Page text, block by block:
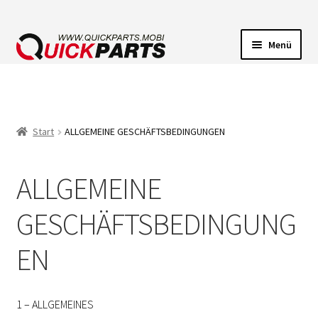
Menü
HUPEN
Start ALLGEMEINE GESCHÄFTSBEDINGUNGEN
ALLGEMEINE
GESCHÄFTSBEDINGUNG
EN
1 – ALLGEMEINES